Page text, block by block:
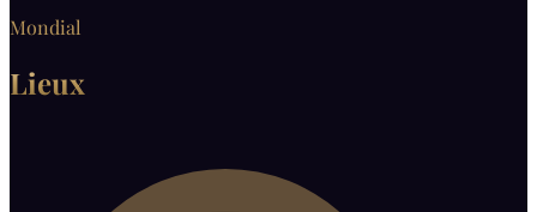
Mondial
Lieux